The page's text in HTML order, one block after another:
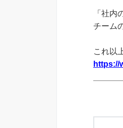
「社内
チーム
これ以
https://